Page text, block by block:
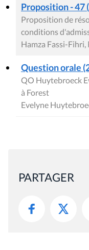
Proposition - 47
Proposition de
conditions
Hamza Fassi-
Question orale
QO Huytebroeck
à Forest
Evelyne
PARTAGER